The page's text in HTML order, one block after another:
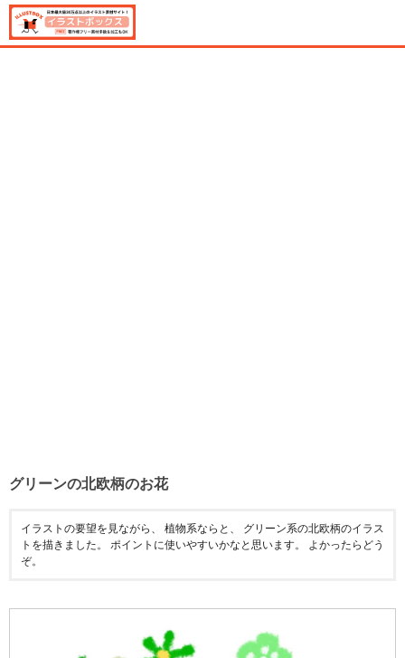
グリーンの北欧柄のお花
イラストの要望を見ながら、 植物系ならと、 グリーン系の北欧柄のイラス
トを描きました。 ポイントに使いやすいかなと思います。 よかったらどう
ぞ。